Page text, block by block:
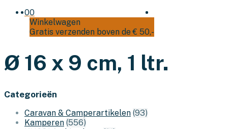
00
Winkelwagen
Gratis verzenden boven de € 50,-
Ø 16 x 9 cm, 1 ltr.
Categorieën
Caravan & Camperartikelen (93)
Kamperen (556)